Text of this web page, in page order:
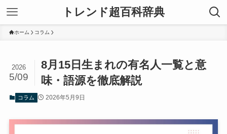
トレンド超百科辞典
ホーム コラム
8月15日生まれの有名人一覧と意
味・語源を徹底解説
2026
5/09
コラム 2026年5月9日